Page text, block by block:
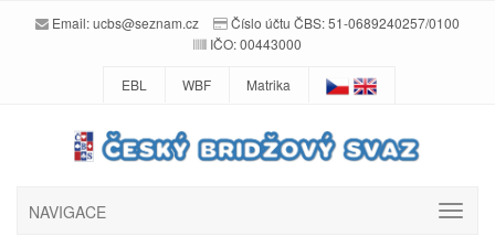
Email:ucbs@seznam.cz
Číslo účtu ČBS: 51-0689240257/0100
IČO: 00443000
EBL WBF Matrika
NAVIGACE